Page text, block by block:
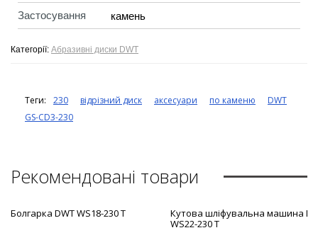
Застосування камень
Категорії: Абразивні диски DWT
Теги: 230 відрізний диск аксесуари по каменю
DWT
GS-CD3-230
Рекомендовані товари
Болгарка DWT WS18-230 T
Кутова шліфувальна машина
WS22-230 T